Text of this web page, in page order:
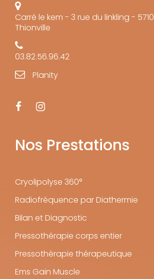
Carré le kem - 3 rue du linkling -
Thionville
03.82.56.96.42
Planity
Nos Prestations
Cryolipolyse 360°
Radiofréquence par Diathermie
Bilan et Diagnostic
Pressothérapie corps entier
Pressothérapie thérapeutique
Ems Gain Muscle